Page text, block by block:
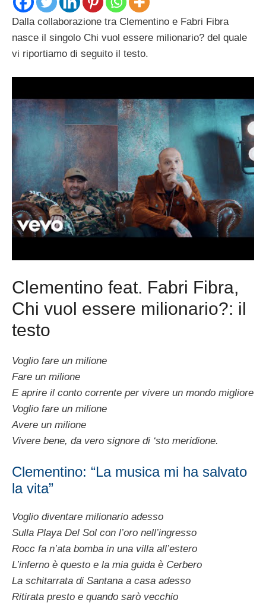
Dalla collaborazione tra Clementino e Fabri Fibra
nasce il singolo Chi vuol essere milionario? del quale
vi riportiamo di seguito il testo.
Clementino feat. Fabri Fibra,
Chi vuol essere milionario?: il
testo
Voglio fare un milione
Fare un milione
E aprire il conto corrente per vivere un mondo migliore
Voglio fare un milione
Avere un milione
Vivere bene, da vero signore di ‘sto meridione.
Clementino: “La musica mi ha salvato
la vita”
Voglio diventare milionario adesso
Sulla Playa Del Sol con l’oro nell’ingresso
Rocc fa n’ata bomba in una villa all’estero
L’inferno è questo e la mia guida è Cerbero
La schitarrata di Santana a casa adesso
Ritirata presto e quando sarò vecchio